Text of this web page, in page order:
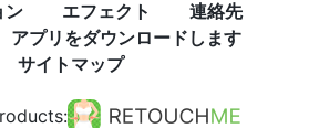
ン エフェクト
連絡先
アプリをダウンロードします
サイトマップ